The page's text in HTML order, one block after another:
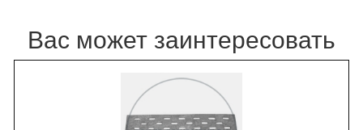
Вас может заинтересовать